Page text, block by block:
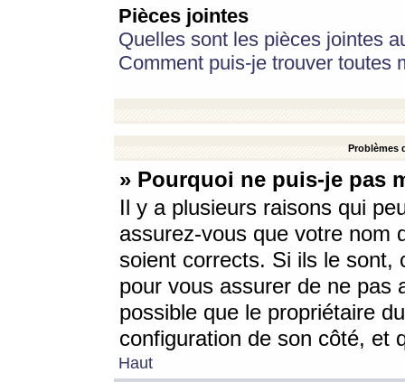
Pièces jointes
Quelles sont les pièces jointes
Comment puis-je trouver toutes
Problèmes
» Pourquoi ne puis-je pas
Il y a plusieurs raisons qui
assurez-vous que votre nom
soient corrects. Si ils le sont,
pour vous assurer de ne pas
possible que le propriétaire
configuration de son côté, et
Haut